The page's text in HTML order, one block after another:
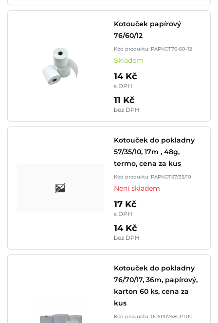
Kotouček papírový
76/60/12
Kód produktu: PAPKOT76-60-12
Skladem
14 Kč
s DPH
11 Kč
bez DPH
Kotouček do pokladny
57/35/10, 17m , 48g,
termo, cena za kus
Kód produktu: PAPKOT57/35/10
Není skladem
17 Kč
s DPH
14 Kč
bez DPH
Kotouček do pokladny
76/70/17, 36m, papírový,
karton 60 ks, cena za
kus
Kód produktu: 005PR768CPT00